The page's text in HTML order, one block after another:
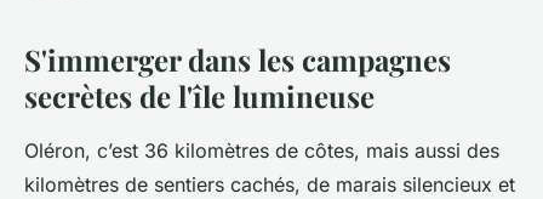
S'immerger dans les campagnes
secrètes de l'île lumineuse
Oléron, c’est 36 kilomètres de côtes, mais aussi des
kilomètres de sentiers cachés, de marais silencieux et